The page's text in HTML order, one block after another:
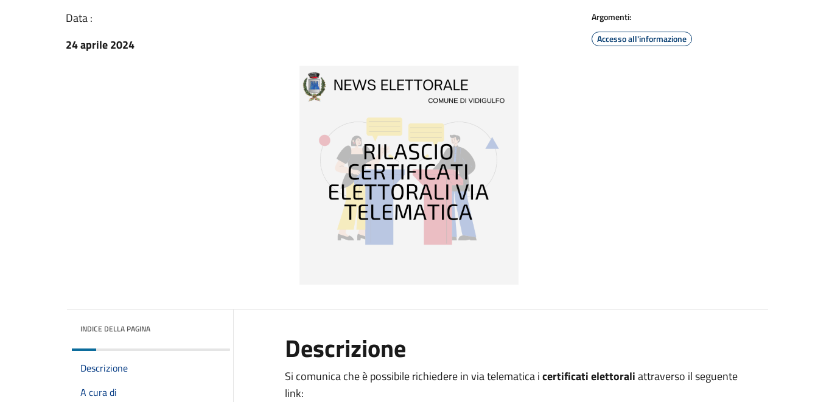
Data :
24 aprile 2024
Argomenti:
Accesso all'informazione
INDICE DELLA PAGINA
Descrizione
A cura di
Descrizione
Si comunica che è possibile richiedere in via telematica icertificati elettoraliattraverso il seguente
link: